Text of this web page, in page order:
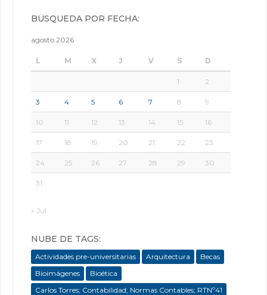
BÚSQUEDA POR FECHA:
agosto 2026
L M X J V S D
1 2
3 4 5 6 7 8 9
10 11 12 13 14 15 16
17 18 19 20 21 22 23
24 25 26 27 28 29 30
31
« Jul
NUBE DE TAGS:
Actividades pre-universitarias Arquitectura
Becas
Bioimágenes
Bioética
Carlos Torres; Contabilidad; Normas Contables; RTNº41